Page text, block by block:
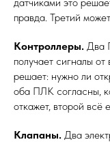
правда. Третий
Контроллеры. Два
получает сигналы
решает: нужно ли
оба ПЛК согласны,
откажет, второй всё
Клапаны. Два